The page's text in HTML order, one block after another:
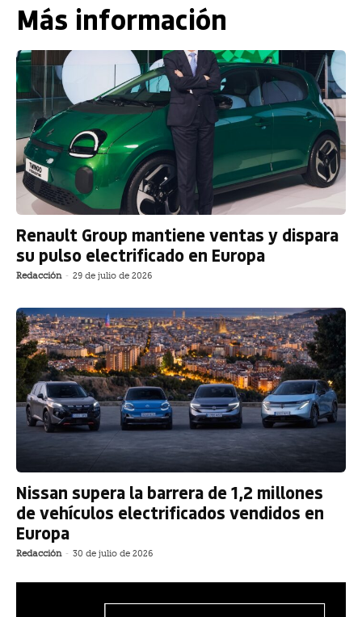
Más información
Renault Group mantiene ventas y dispara
su pulso electrificado en Europa
Redacción - 29 de julio de 2026
Nissan supera la barrera de 1,2 millones
de vehículos electrificados vendidos en
Europa
Redacción - 30 de julio de 2026